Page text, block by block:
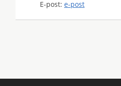
E-post: e-post